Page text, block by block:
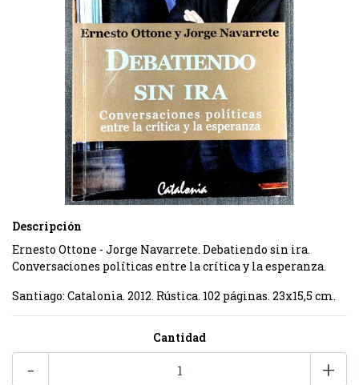
Descripción
Ernesto Ottone - Jorge Navarrete. Debatiendo sin ira.
Conversaciones políticas entre la crítica y la esperanza.
Santiago: Catalonia. 2012. Rústica. 102 páginas. 23x15,5 cm.
Cantidad
+
-